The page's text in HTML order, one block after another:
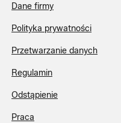
Dane firmy
Polityka prywatności
Przetwarzanie danych
Regulamin
Odstąpienie
Praca